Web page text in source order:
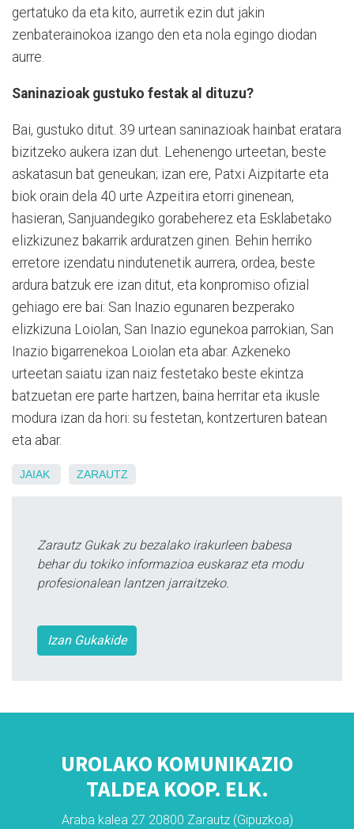
gertatuko da eta kito, aurretik ezin dut jakin
zenbaterainokoa izango den eta nola egingo diodan
aurre.
Saninazioak gustuko festak al dituzu?
Bai, gustuko ditut. 39 urtean saninazioak hainbat eratara
bizitzeko aukera izan dut. Lehenengo urteetan, beste
askatasun bat geneukan; izan ere, Patxi Aizpitarte eta
biok orain dela 40 urte Azpeitira etorri ginenean,
hasieran, Sanjuandegiko gorabeherez eta Esklabetako
elizkizunez bakarrik arduratzen ginen. Behin herriko
erretore izendatu nindutenetik aurrera, ordea, beste
ardura batzuk ere izan ditut, eta konpromiso ofizial
gehiago ere bai: San Inazio egunaren bezperako
elizkizuna Loiolan, San Inazio egunekoa parrokian, San
Inazio bigarrenekoa Loiolan eta abar. Azkeneko
urteetan saiatu izan naiz festetako beste ekintza
batzuetan ere parte hartzen, baina herritar eta ikusle
modura izan da hori: su festetan, kontzerturen batean
eta abar.
JAIAK ZARAUTZ
Zarautz Gukak zu bezalako irakurleen babesa
behar du tokiko informazioa euskaraz eta modu
profesionalean lantzen jarraitzeko.
Izan Gukakide
UROLAKO KOMUNIKAZIO
TALDEA KOOP. ELK.
Araba kalea 27 20800 Zarautz (Gipuzkoa)